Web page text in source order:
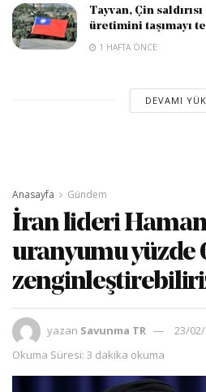
Tayvan, Çin
üretimini taşımayı
1 HAFTA ÖNCE
DEVAMI
Anasayfa Gündem
İran lideri
uranyumu yüzde
yazan Savunma TR
23/02/
Okuma Süresi: 3 dakika okuma